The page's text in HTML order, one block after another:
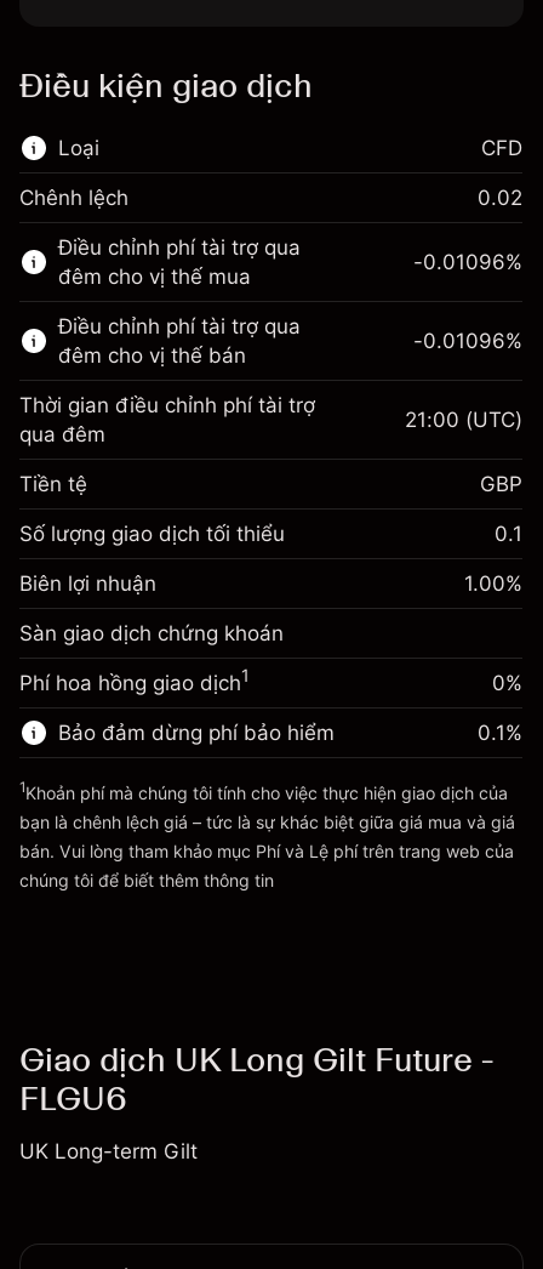
Điều kiện giao dịch
Loại
Thị trường tài chính này chỉ dành cho giao
dịch CFD.
Tìm hiểu thêm về:
CFD
CFD
Chênh lệch 0.02
Điều chỉnh phí tài trợ qua
đêm cho vị thế mua
Biên lợi nhuận. Đầu tư
của bạn
Điều chỉnh phí tài trợ qua
đêm
Phí được tính trên toàn bộ giá
trị vị thế.
-0.01096
%
Quy mô giao dịch với đòn bẩy ~
Tiền từ đòn bẩy ~ $
-0.01096%
Điều chỉnh phí tài trợ qua
đêm cho vị thế bán
Biên lợi nhuận. Đầu tư
của bạn
£1,000.00
Điều chỉnh phí tài trợ qua
đêm
Phí được tính trên toàn bộ giá
trị vị thế.
%
Quy mô giao dịch với đòn bẩy ~
Tiền từ đòn bẩy ~ $
Đi đến nền tảng
-0.01096%
Thời gian điều chỉnh phí tài trợ
qua đêm
21:00 (UTC)
Tiền tệ GBP
Số lượng giao dịch tối thiểu 0.1
Biên lợi nhuận 1.00%
Sàn giao dịch chứng khoán
Phí hoa hồng giao dịch1 0%
Bảo đảm dừng phí bảo hiểm
Phí và Lệ phí
0.1%
1Khoản phí mà chúng tôi tính cho việc thực hiện giao dịch của
bạn là chênh lệch giá – tức là sự khác biệt giữa giá mua và giá
bán. Vui lòng tham khảo mục Phí và Lệ phítrên trang web của
chúng tôi để biết thêm thông tin
Giao dịch UK Long Gilt Future -
FLGU6
UK Long-term Gilt